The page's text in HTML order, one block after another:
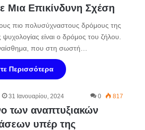
Μια Επικίνδυνη Σχέση
πιο πολυσύχναστους δρόμους της
είναι ο δρόμος του ζήλου.
που στη σωστή…
Περισσότερα
31 Ιανουαρίου, 2024 0 817
των αναπτυξιακών
υπέρ της